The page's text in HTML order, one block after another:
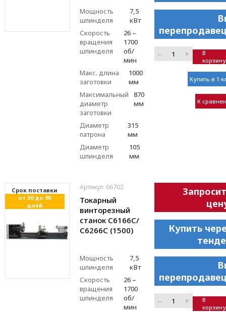
Мощность
шпинделя
7,5
кВт
Скорость
вращения
шпинделя
26 –
1700
об/
мин
Макс. длина
заготовки
1000
мм
Максимальный
диаметр
заготовки
870
мм
Диаметр
патрона
315
мм
Диаметр
шпинделя
105
мм
– +
В
корзину
Купить в 1
К
Cрок поставки
от 30 до 90
дней
Артикул: 66702
Токарный
винторезный
станок С6166C/
С6266C (1500)
Мощность
шпинделя
7,5
кВт
Скорость
вращения
шпинделя
26 –
1700
об/
мин
Купить
– +
В
корзину